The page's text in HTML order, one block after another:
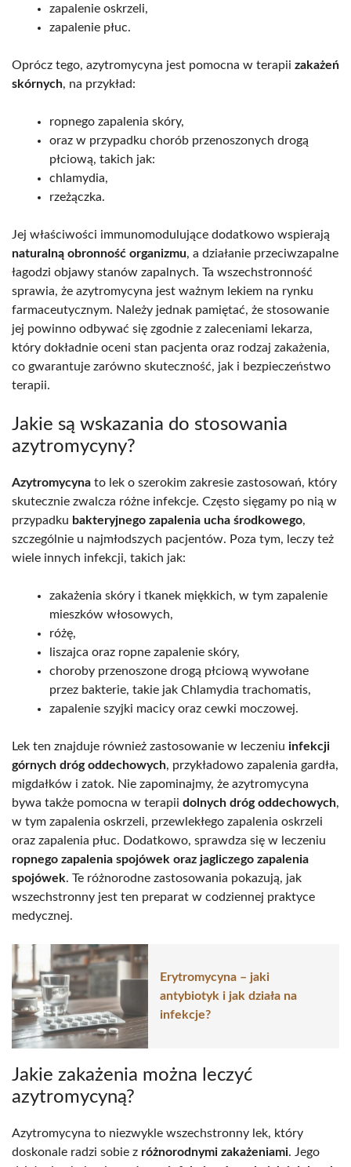
zapalenie oskrzeli,
zapalenie płuc.
Oprócz tego, azytromycyna jest pomocna w terapii zakażeń
skórnych, na przykład:
ropnego zapalenia skóry,
oraz w przypadku chorób przenoszonych drogą
płciową, takich jak:
chlamydia,
rzeżączka.
Jej właściwości immunomodulujące dodatkowo wspierają
naturalną obronność organizmu, a działanie przeciwzapalne
łagodzi objawy stanów zapalnych. Ta wszechstronność
sprawia, że azytromycyna jest ważnym lekiem na rynku
farmaceutycznym. Należy jednak pamiętać, że stosowanie
jej powinno odbywać się zgodnie z zaleceniami lekarza,
który dokładnie oceni stan pacjenta oraz rodzaj zakażenia,
co gwarantuje zarówno skuteczność, jak i bezpieczeństwo
terapii.
Jakie są wskazania do stosowania
azytromycyny?
Azytromycyna to lek o szerokim zakresie zastosowań, który
skutecznie zwalcza różne infekcje. Często sięgamy po nią w
przypadku bakteryjnego zapalenia ucha środkowego,
szczególnie u najmłodszych pacjentów. Poza tym, leczy też
wiele innych infekcji, takich jak:
zakażenia skóry i tkanek miękkich, w tym zapalenie
mieszków włosowych,
różę,
liszajca oraz ropne zapalenie skóry,
choroby przenoszone drogą płciową wywołane
przez bakterie, takie jak Chlamydia trachomatis,
zapalenie szyjki macicy oraz cewki moczowej.
Lek ten znajduje również zastosowanie w leczeniu infekcji
górnych dróg oddechowych, przykładowo zapalenia gardła,
migdałków i zatok. Nie zapominajmy, że azytromycyna
bywa także pomocna w terapii dolnych dróg oddechowych,
w tym zapalenia oskrzeli, przewlekłego zapalenia oskrzeli
oraz zapalenia płuc. Dodatkowo, sprawdza się w leczeniu
ropnego zapalenia spojówek oraz jagliczego zapalenia
spojówek. Te różnorodne zastosowania pokazują, jak
wszechstronny jest ten preparat w codziennej praktyce
medycznej.
Erytromycyna – jaki
antybiotyk i jak działa na
infekcje?
Jakie zakażenia można leczyć
azytromycyną?
Azytromycyna to niezwykle wszechstronny lek, który
doskonale radzi sobie z różnorodnymi zakażeniami. Jego